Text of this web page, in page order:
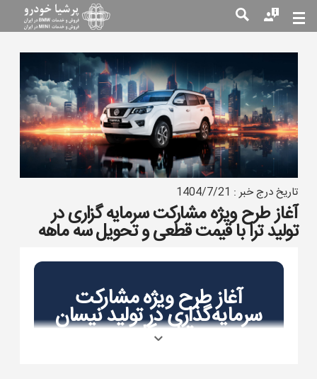
جو
تاریخ درج خبر : 1404/7/21
آغاز طرح ویژه مشارکت سرمایه گزاری در
تولید ترا با قیمت قطعی و تحویل سه ماهه
آغاز طرح ویژه مشارکت
سرمایه‌گذاری در تولید نیسان
ترا پیکاپ